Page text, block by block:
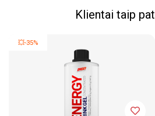
Klientai taip
💥-35%